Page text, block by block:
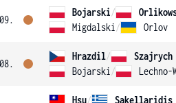
Bojarski/
Migdalski / Orlov
Hrazdil/
Szajrych
Bojarski /
Hsu/
Sakellaridis